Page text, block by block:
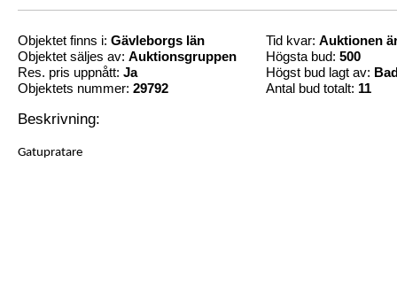
Objektet finns i: Gävleborgs län
Objektet säljes av: Auktionsgruppen
Res. pris uppnått: Ja
Objektets nummer: 29792
Tid kvar: Auktionen
Högsta bud: 500
Högst bud lagt av:
Antal bud totalt: 11
Beskrivning:
Gatupratare